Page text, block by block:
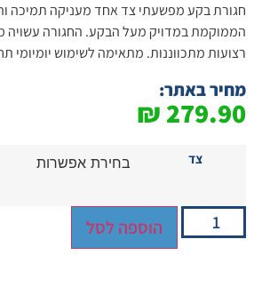
חגורת בקע מפשעתי צד אחד מעניקה תמיכה
הממוקמת במדויק מעל הבקע. החגורה עשויה
רצועות מתכווננות. מתאימה לשימוש יומיומי
מחיר באתר:
279.90
₪
צד
הוספה לסל